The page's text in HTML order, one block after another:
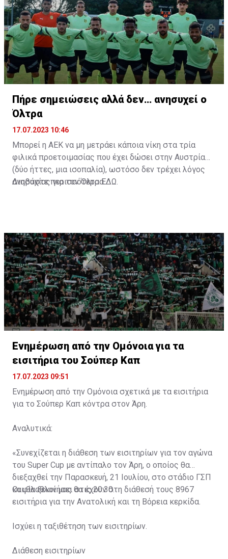
Πήρε σημειώσεις αλλά δεν… ανησυχεί ο
Όλτρα
17.07.2023 10:46
Μπορεί η ΑΕΚ να μη μετράει κάποια νίκη στα τρία
φιλικά προετοιμασίας που έχει δώσει στην Αυστρία
(δύο ήττες, μια ισοπαλία), ωστόσο δεν τρέχει λόγος
ανησυχίας για τον Όλτρα.
Διαβάστε περισσότεραΕΔΩ.
Ενημέρωση από την Ομόνοια για τα
εισιτήρια του Σούπερ Καπ
17.07.2023 09:51
Ενημέρωση από την Ομόνοια σχετικά με τα εισιτήρια
για το Σούπερ Καπ κόντρα στον Άρη.
Αναλυτικά:
«Συνεχίζεται η διάθεση των εισιτηρίων για τον αγώνα
του Super Cup με αντίπαλο τον Άρη, ο οποίος θα
διεξαχθεί την Παρασκευή, 21 Ιουλίου, στο στάδιο ΓΣΠ
και θα ξεκινήσει στις 20:30.
Οι φίλαθλοί μας θα έχουν στη διάθεσή τους 8967
εισιτήρια για την Ανατολική και τη Βόρεια κερκίδα.
Ισχύει η ταξιθέτηση των εισιτηρίων.
Διάθεση εισιτηρίων